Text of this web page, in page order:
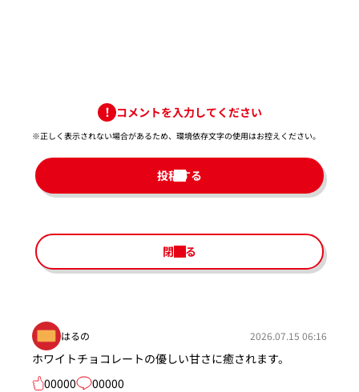
コメントを入力してください
※正しく表示されない場合があるため、環境依存文字の使用はお控えください。​
投稿する
閉じる
はるの 2026.07.15 06:16
ホワイトチョコレートの優しい甘さに癒されます。
00000
00000